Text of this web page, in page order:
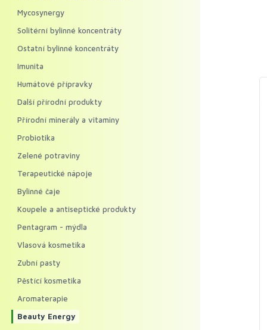
Mycosynergy
Solitérní bylinné koncentráty
Ostatní bylinné koncentráty
Imunita
Humátové přípravky
Další přírodní produkty
Přírodní minerály a vitaminy
Probiotika
Zelené potraviny
Terapeutické nápoje
Bylinné čaje
Koupele a antiseptické produkty
Pentagram - mýdla
Vlasová kosmetika
Zubní pasty
Pěstící kosmetika
Aromaterapie
Beauty Energy